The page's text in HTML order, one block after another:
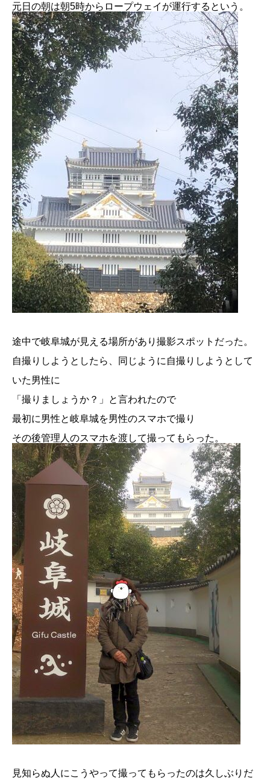
元日の朝は朝5時からロープウェイが運行するという。
途中で岐阜城が見える場所があり撮影スポットだった。
自撮りしようとしたら、同じように自撮りしようとして
いた男性に
「撮りましょうか？」と言われたので
最初に男性と岐阜城を男性のスマホで撮り
その後管理人のスマホを渡して撮ってもらった。
見知らぬ人にこうやって撮ってもらったのは久しぶりだ